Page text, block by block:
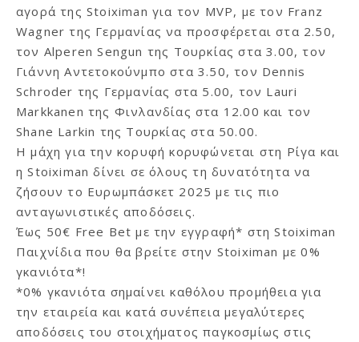
αγορά της Stoiximan για τον MVP, με τον Franz
Wagner της Γερμανίας να προσφέρεται στα 2.50,
τον Alperen Sengun της Τουρκίας στα 3.00, τον
Γιάννη Αντετοκούνμπο στα 3.50, τον Dennis
Schroder της Γερμανίας στα 5.00, τον Lauri
Markkanen της Φινλανδίας στα 12.00 και τον
Shane Larkin της Τουρκίας στα 50.00.
Η μάχη για την κορυφή κορυφώνεται στη Ρίγα και
η Stoiximan δίνει σε όλους τη δυνατότητα να
ζήσουν το Ευρωμπάσκετ 2025 με τις πιο
ανταγωνιστικές αποδόσεις.
Έως 50€ Free Bet με την εγγραφή* στη Stoiximan
Παιχνίδια που θα βρείτε στην Stoiximan με 0%
γκανιότα*!
*0% γκανιότα σημαίνει καθόλου προμήθεια για
την εταιρεία και κατά συνέπεια μεγαλύτερες
αποδόσεις του στοιχήματος παγκοσμίως στις